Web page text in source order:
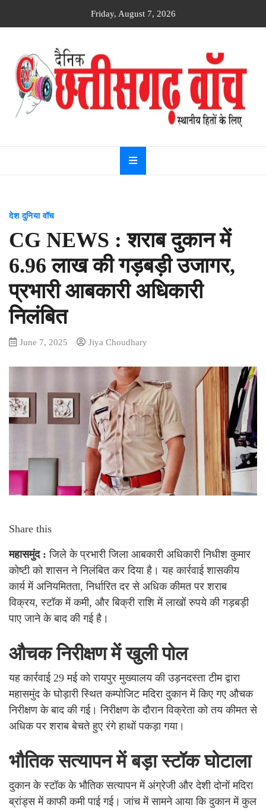
Friday, August 7, 2026
Dainik
Chhattisgarh
देश दुनिया वॉच
CG NEWS : शराब दुकान में
6.96 लाख की गड़बड़ी उजागर,
प्रभारी आबकारी अधिकारी
निलंबित
June 7, 2025 Jiya Choudhary
Share this
महासमुंद :जिले के प्रभारी जिला आबकारी अधिकारी निधीश कुमार
कोष्टी को शासन ने निलंबित कर दिया है। यह कार्रवाई शासकीय
कार्य में अनियमितता, निर्धारित दर से अधिक कीमत पर शराब
विक्रय, स्टॉक में कमी, और बिक्री राशि में लाखों रुपये की गड़बड़ी
पाए जाने के बाद की गई है।
औचक निरीक्षण में खुली पोल
यह कार्रवाई 29 मई को रायपुर मुख्यालय की उड़नदस्ता टीम द्वारा
महासमुंद के घोड़ारी स्थित कम्पोजिट मदिरा दुकान में किए गए औचक
निरीक्षण के बाद की गई। निरीक्षण के दौरान विक्रेता को तय कीमत से
अधिक पर शराब बेचते हुए रंगे हाथों पकड़ा गया।
भौतिक सत्यापन में बड़ा स्टॉक घोटाला
दुकान के स्टॉक के भौतिक सत्यापन में अंग्रेजी और देशी दोनों मदिरा
ब्रांड्स में काफी कमी पाई गई। जांच में सामने आया कि दुकान में कुल